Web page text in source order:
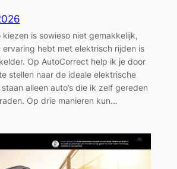
kiezen is sowieso niet gemakkelijk,
ervaring hebt met elektrisch rijden is
Op AutoCorrect help ik je door
stellen naar de ideale elektrische
alleen auto’s die ik zelf gereden
Op drie manieren kun…